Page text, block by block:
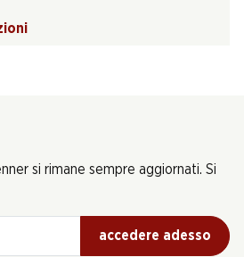
si rimane sempre aggiornati. Si
accedere adesso